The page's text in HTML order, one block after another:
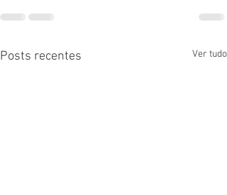
Posts recentes Ver tudo